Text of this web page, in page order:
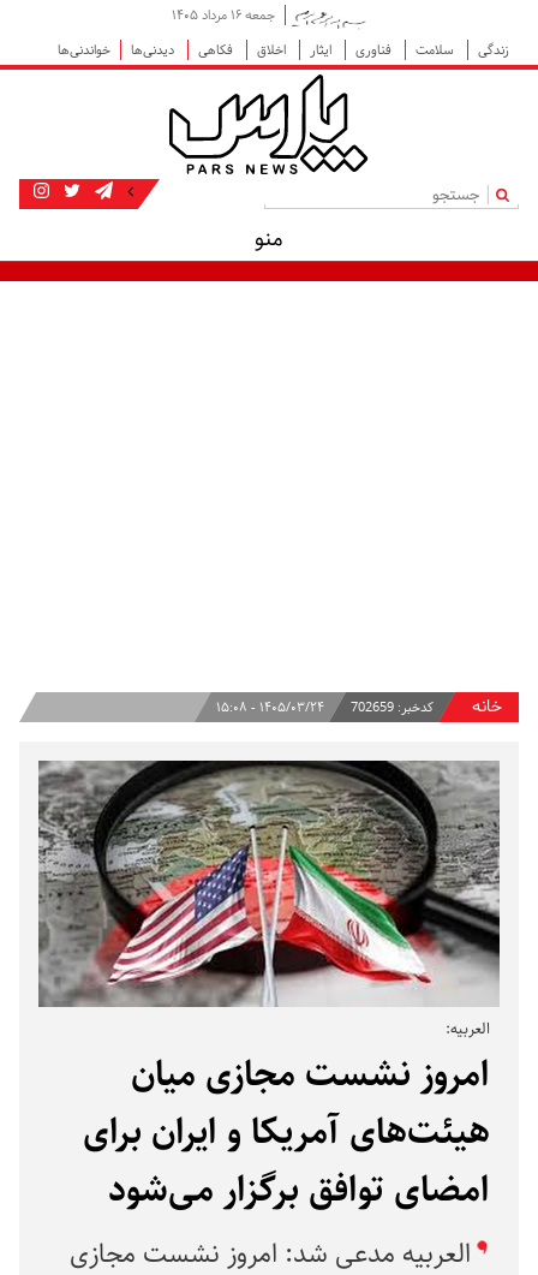
جمعه ۱۶ مرداد ۱۴۰۵
زندگی
سلامت فناوری ایثار اخلاق فکاهی دیدنی‌ها خواندنی‌ها
|
منو
خانه کدخبر: 702659 ۱۴۰۵/۰۳/۲۴ - ۱۵:۰۸
العربیه:
امروز نشست مجازی میان
هیئت‌های آمریکا و ایران برای
امضای توافق برگزار می‌شود
العربیه مدعی شد: امروز نشست مجازی